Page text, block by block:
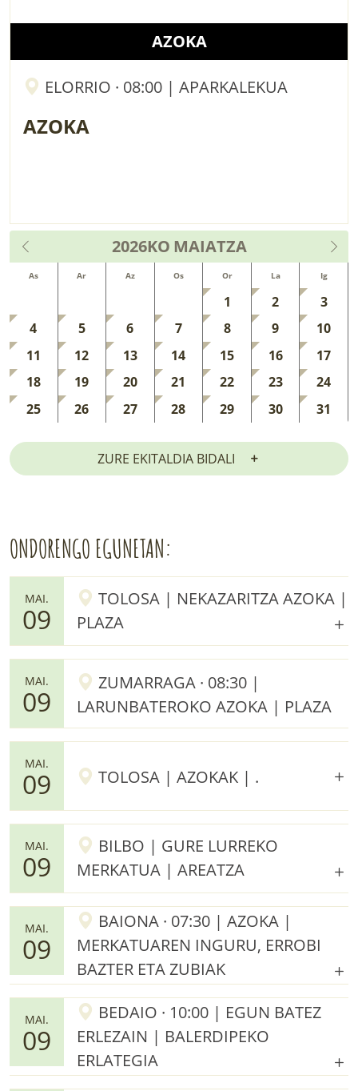
AZOKA
ELORRIO · 08:00 | APARKALEKUA
AZOKA
2026KO MAIATZA
As Ar Az Os Or La Ig
1 2
3
4
5 6 7 8 9
10
11
12 13 14 15 16
17
18
19 20 21 22 23
24
25
26 27 28 29 30 31
ZURE EKITALDIA BIDALI
ONDORENGO EGUNETAN:
MAI.
09
TOLOSA | NEKAZARITZA AZOKA |
PLAZA
MAI.
09
ZUMARRAGA · 08:30 |
LARUNBATEROKO AZOKA | PLAZA
MAI.
09 TOLOSA | AZOKAK | .
MAI.
09
BILBO | GURE LURREKO
MERKATUA | AREATZA
MAI.
09
BAIONA · 07:30 | AZOKA |
MERKATUAREN INGURU, ERROBI
BAZTER ETA ZUBIAK
MAI.
09
BEDAIO · 10:00 | EGUN BATEZ
ERLEZAIN | BALERDIPEKO
ERLATEGIA